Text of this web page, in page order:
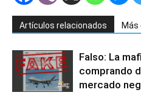
Artículos relacionados Más
Falso: La
comprando
mercado